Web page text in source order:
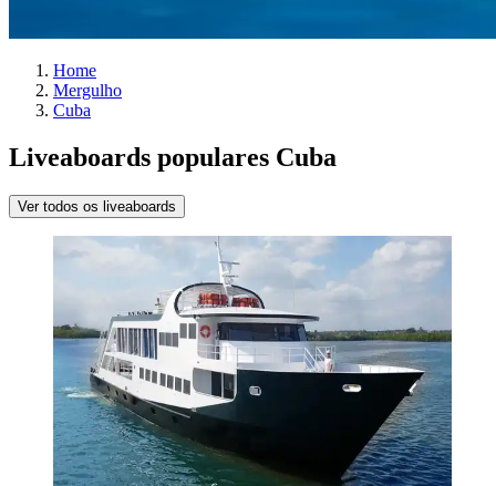
Home
Mergulho
Cuba
Liveaboards populares Cuba
Ver todos os liveaboards